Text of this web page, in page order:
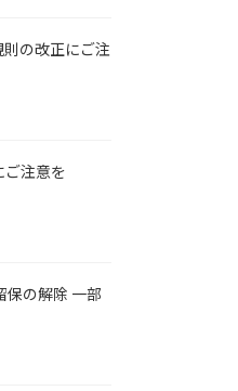
の改正にご注
ご注意を
保の解除 一部